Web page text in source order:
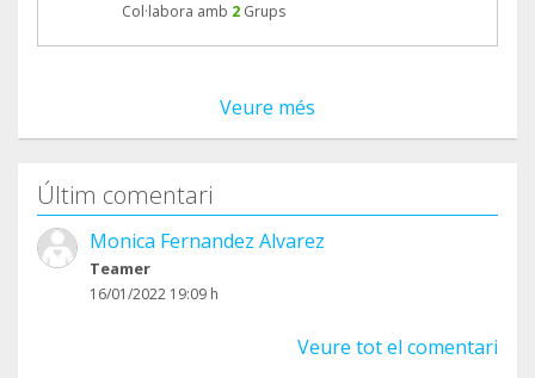
Col·labora amb 2 Grups
Veure més
Últim comentari
Monica Fernandez Alvarez
Teamer
16/01/2022 19:09 h
Veure tot el comentari